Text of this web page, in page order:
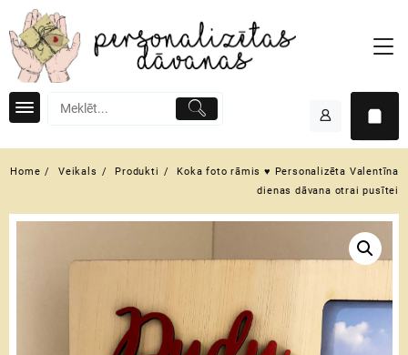
to
content
Home Veikals Produkti
Koka foto rāmis ♥ Personalizēta Valentīna
dienas dāvana otrai pusītei